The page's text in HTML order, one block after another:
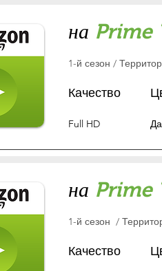
на Prime
1-й сезон /
Качество
Full HD Да
на Prime
1-й сезон /
Качество